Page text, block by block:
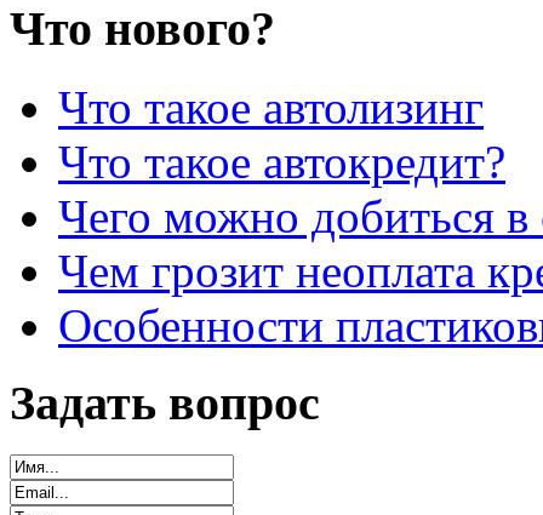
Что нового?
Что такое автолизинг
Что такое автокредит?
Чего можно добиться в
Чем грозит неоплата
Особенности
Задать вопрос